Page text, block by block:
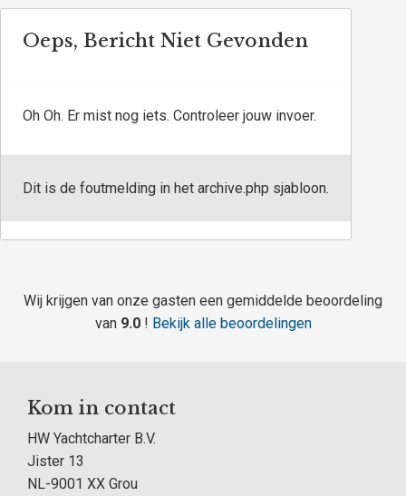
Oeps, Bericht Niet Gevonden
Oh Oh. Er mist nog iets. Controleer jouw invoer.
Dit is de foutmelding in het archive.php sjabloon.
Wij krijgen van onze gasten een gemiddelde beoordeling
van 9.0 ! Bekijk alle beoordelingen
Kom in contact
HW Yachtcharter B.V.
Jister 13
NL-9001 XX Grou